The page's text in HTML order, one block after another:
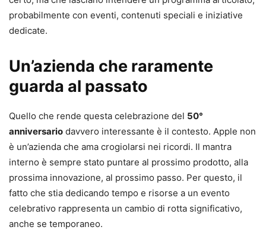
probabilmente con eventi, contenuti speciali e iniziative
dedicate.
Un’azienda che raramente
guarda al passato
Quello che rende questa celebrazione del 50°
anniversario davvero interessante è il contesto. Apple non
è un’azienda che ama crogiolarsi nei ricordi. Il mantra
interno è sempre stato puntare al prossimo prodotto, alla
prossima innovazione, al prossimo passo. Per questo, il
fatto che stia dedicando tempo e risorse a un evento
celebrativo rappresenta un cambio di rotta significativo,
anche se temporaneo.